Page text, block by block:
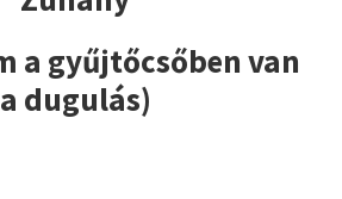
a gyűjtőcsőben van
a dugulás)